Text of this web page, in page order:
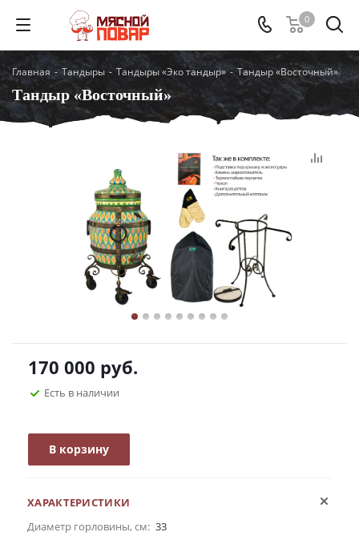
0
Главная - Тандыры - Тандыры «Эко тандыр» - Тандыр «Восточный»
Тандыр «Восточный»
170 000 руб.
Есть в наличии
В корзину
ХАРАКТЕРИСТИКИ
Диаметр горловины, см: 33